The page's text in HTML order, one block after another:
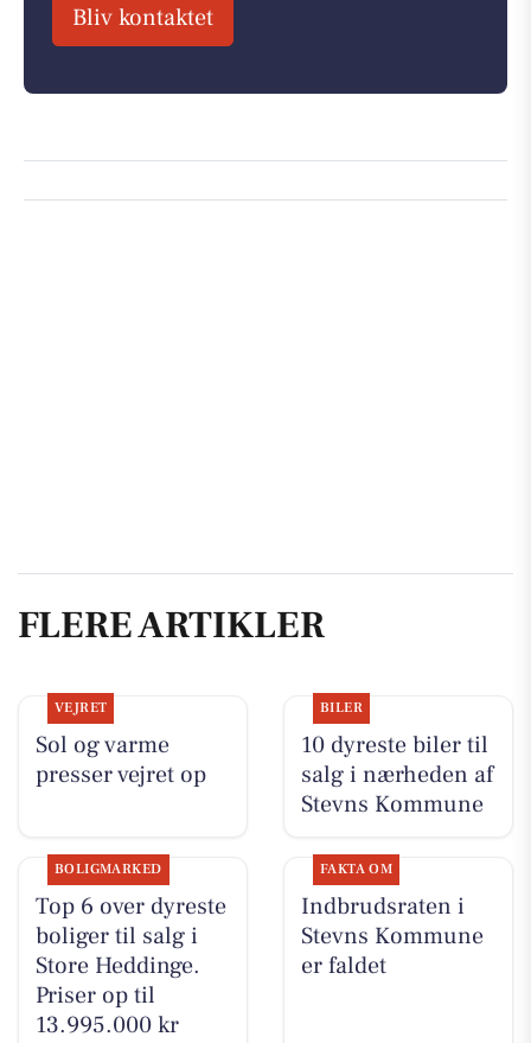
Bliv kontaktet
FLERE ARTIKLER
VEJRET
Sol og varme
presser vejret op
BILER
10 dyreste biler til
salg i nærheden af
Stevns Kommune
BOLIGMARKED
Top 6 over dyreste
boliger til salg i
Store Heddinge.
Priser op til
13.995.000 kr
FAKTA OM
Indbrudsraten i
Stevns Kommune
er faldet